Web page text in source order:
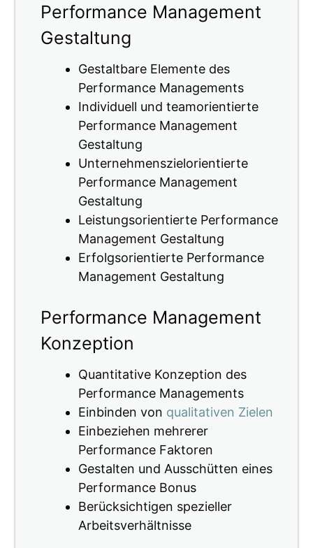
Performance Management
Gestaltung
Gestaltbare Elemente des
Performance Managements
Individuell und teamorientierte
Performance Management
Gestaltung
Unternehmenszielorientierte
Performance Management
Gestaltung
Leistungsorientierte Performance
Management Gestaltung
Erfolgsorientierte Performance
Management Gestaltung
Performance Management
Konzeption
Quantitative Konzeption des
Performance Managements
Einbinden von qualitativen Zielen
Einbeziehen mehrerer
Performance Faktoren
Gestalten und Ausschütten eines
Performance Bonus
Berücksichtigen spezieller
Arbeitsverhältnisse